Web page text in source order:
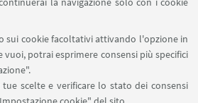
sui cookie facoltativi attivando l'opzione in
vuoi, potrai esprimere consensi più specifici
scelte e verificare lo stato dei consensi
UNIBO SU: